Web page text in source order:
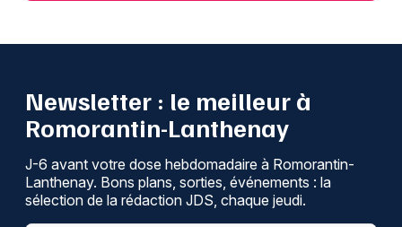
Newsletter : le meilleur à
Romorantin-Lanthenay
J-6 avant votre dose hebdomadaire à Romorantin-
Lanthenay. Bons plans, sorties, événements : la
sélection de la rédaction JDS, chaque jeudi.